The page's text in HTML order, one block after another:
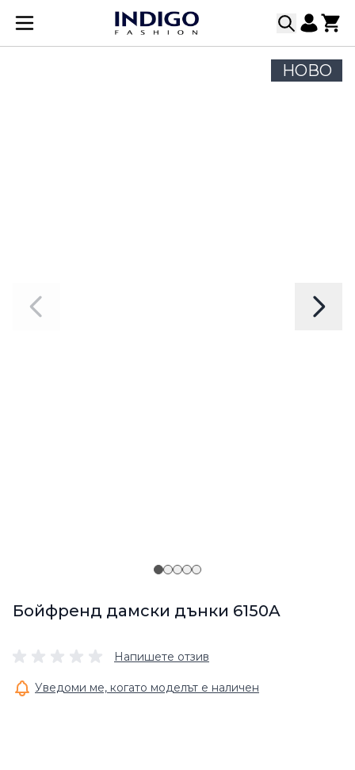
Прескачане към съдържанието
НОВО
Бойфренд дамски дънки 6150A
Напишете отзив
Уведоми ме, когато моделът е наличен